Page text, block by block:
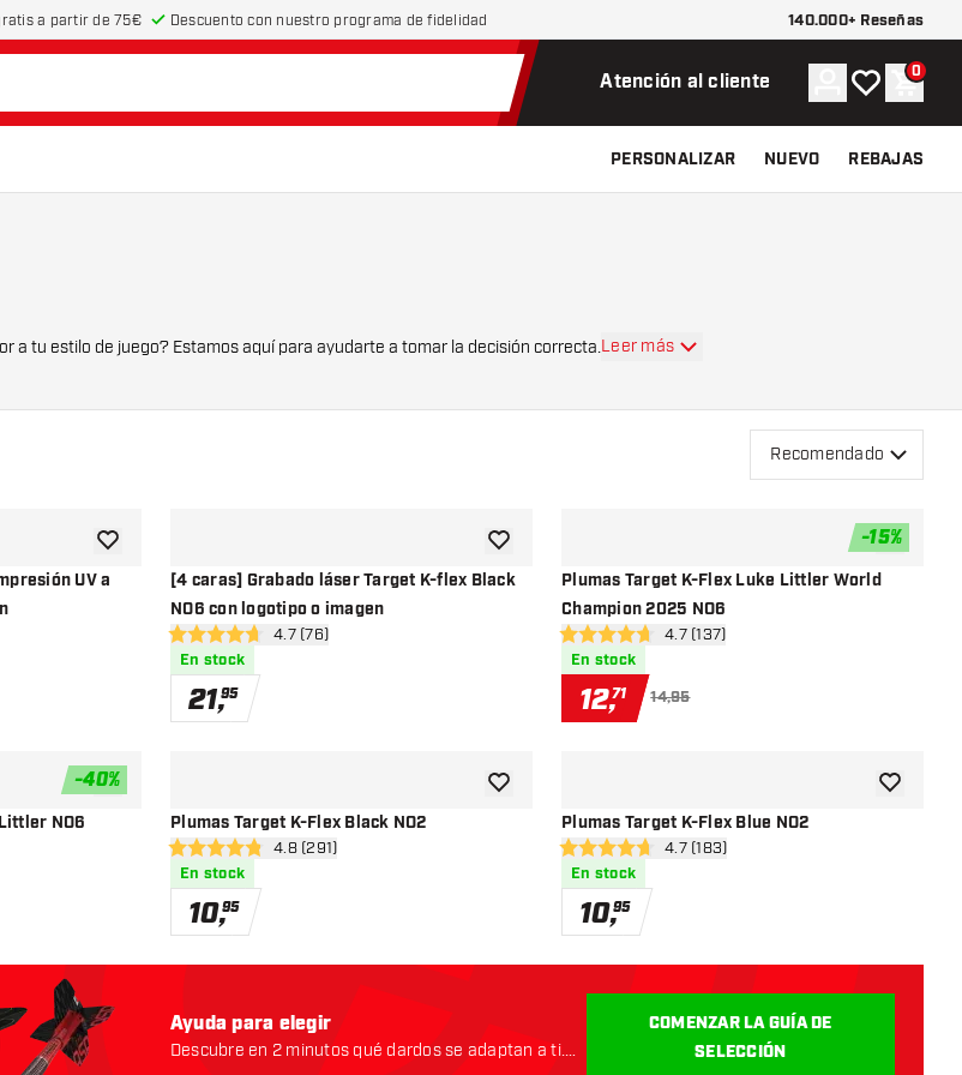
a partir de 75€ Descuento con nuestro programa de fidelidad 140.000+ Reseñas
Atención al cliente Cuenta
Mi lista de
0
PERSONALIZAR NUEVO REBAJAS
tipo se adapta mejor a tu estilo de juego? Estamos aquí para ayudarte a tomar la decisión correcta.Leer más
Recomendado
UV a
añadir a la lista de deseos
[4 caras] Grabado láser Target K-flex Black
NO6 con logotipo o imagen
abrir panel de reseñas
4.7 estrellas de puntuación
4.7 (76)
En stock
21,95
añadir a la lista de deseos
-15%
Plumas Target K-Flex Luke Littler World
Champion 2025 NO6
abrir panel de reseñas
4.7 estrellas de puntuación
4.7 (137)
En stock
12,71 14,95
añadir a la
-40%
NO6
añadir a la lista de deseos
Plumas Target K-Flex Black NO2
abrir panel de reseñas
4.8 estrellas de puntuación
4.8 (291)
En stock
10,95
añadir a la lista de deseos
Plumas Target K-Flex Blue NO2
abrir panel de reseñas
4.7 estrellas de puntuación
4.7 (183)
En stock
10,95
añadir a
Ayuda para elegir
Descubre en 2 minutos qué dardos se adaptan a ti.
COMENZAR LA GUÍA DE
SELECCIÓN